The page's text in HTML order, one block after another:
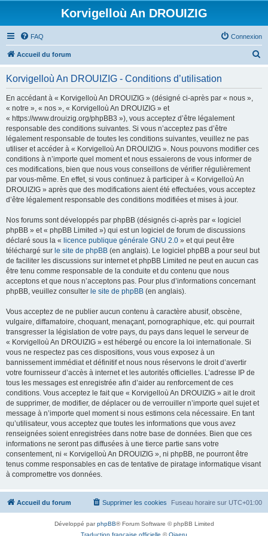
Korvigelloù An DROUIZIG
FAQ Connexion
Accueil du forum
Korvigelloù An DROUIZIG - Conditions d’utilisation
En accédant à « Korvigelloù An DROUIZIG » (désigné ci-après par « nous »,
« notre », « nos », « Korvigelloù An DROUIZIG » et
« https://www.drouizig.org/phpBB3 »), vous acceptez d’être légalement
responsable des conditions suivantes. Si vous n’acceptez pas d’être
légalement responsable de toutes les conditions suivantes, veuillez ne pas
utiliser et accéder à « Korvigelloù An DROUIZIG ». Nous pouvons modifier ces
conditions à n’importe quel moment et nous essaierons de vous informer de
ces modifications, bien que nous vous conseillons de vérifier régulièrement
par vous-même. En effet, si vous continuez à participer à « Korvigelloù An
DROUIZIG » après que des modifications aient été effectuées, vous acceptez
d’être légalement responsable des conditions modifiées et mises à jour.
Nos forums sont développés par phpBB (désignés ci-après par « logiciel
phpBB » et « phpBB Limited ») qui est un logiciel de forum de discussions
déclaré sous la « licence publique générale GNU 2.0 » et qui peut être
téléchargé sur le site de phpBB (en anglais). Le logiciel phpBB a pour seul but
de faciliter les discussions sur internet et phpBB Limited ne peut en aucun cas
être tenu comme responsable de la conduite et du contenu que nous
acceptons et que nous n’acceptons pas. Pour plus d’informations concernant
phpBB, veuillez consulter le site de phpBB (en anglais).
Vous acceptez de ne publier aucun contenu à caractère abusif, obscène,
vulgaire, diffamatoire, choquant, menaçant, pornographique, etc. qui pourrait
transgresser la législation de votre pays, du pays dans lequel le serveur de
« Korvigelloù An DROUIZIG » est hébergé ou encore la loi internationale. Si
vous ne respectez pas ces dispositions, vous vous exposez à un
bannissement immédiat et définitif et nous nous réservons le droit d’avertir
votre fournisseur d’accès à internet et les autorités officielles. L’adresse IP de
tous les messages est enregistrée afin d’aider au renforcement de ces
conditions. Vous acceptez le fait que « Korvigelloù An DROUIZIG » ait le droit
de supprimer, de modifier, de déplacer ou de verrouiller n’importe quel sujet et
message à n’importe quel moment si nous estimons cela nécessaire. En tant
qu’utilisateur, vous acceptez que toutes les informations que vous avez
renseignées soient enregistrées dans notre base de données. Bien que ces
informations ne seront pas diffusées à une tierce partie sans votre
consentement, ni « Korvigelloù An DROUIZIG », ni phpBB, ne pourront être
tenus comme responsables en cas de tentative de piratage informatique visant
à compromettre vos données.
Accueil du forum Fuseau horaire sur UTC+01:00
Supprimer les cookies
Développé parphpBB® Forum Software © phpBB Limited
Traduction française officielle ©Qiaeru